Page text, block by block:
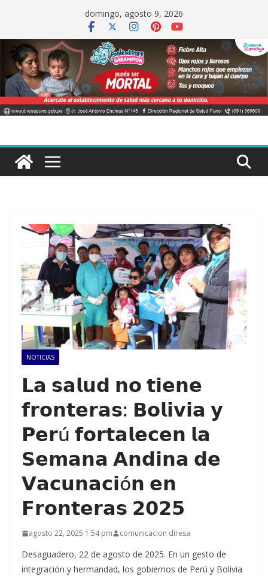
contenido
domingo, agosto 9, 2026
NOTICIAS
𝗟𝗮 𝘀𝗮𝗹𝘂𝗱 𝗻𝗼 𝘁𝗶𝗲𝗻𝗲
𝗳𝗿𝗼𝗻𝘁𝗲𝗿𝗮𝘀: 𝗕𝗼𝗹𝗶𝘃𝗶𝗮 𝘆
𝗣𝗲𝗿ú 𝗳𝗼𝗿𝘁𝗮𝗹𝗲𝗰𝗲𝗻 𝗹𝗮
𝗦𝗲𝗺𝗮𝗻𝗮 𝗔𝗻𝗱𝗶𝗻𝗮 𝗱𝗲
𝗩𝗮𝗰𝘂𝗻𝗮𝗰𝗶ó𝗻 𝗲𝗻
𝗙𝗿𝗼𝗻𝘁𝗲𝗿𝗮𝘀 𝟮𝟬𝟮𝟱
agosto 22, 2025 1:54 pm comunicacion diresa
Desaguadero, 22 de agosto de 2025. En un gesto de
integración y hermandad, los gobiernos de Perú y Bolivia